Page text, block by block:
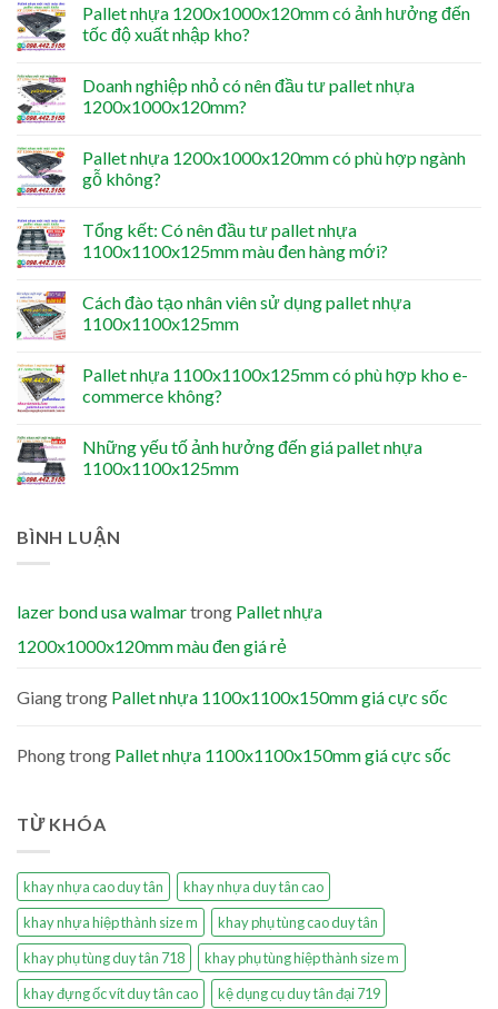
Pallet nhựa 1200x1000x120mm có ảnh hưởng đến
tốc độ xuất nhập kho?
Doanh nghiệp nhỏ có nên đầu tư pallet nhựa
1200x1000x120mm?
Pallet nhựa 1200x1000x120mm có phù hợp ngành
gỗ không?
Tổng kết: Có nên đầu tư pallet nhựa
1100x1100x125mm màu đen hàng mới?
Cách đào tạo nhân viên sử dụng pallet nhựa
1100x1100x125mm
Pallet nhựa 1100x1100x125mm có phù hợp kho e-
commerce không?
Những yếu tố ảnh hưởng đến giá pallet nhựa
1100x1100x125mm
BÌNH LUẬN
lazer bond usa walmartrong Pallet nhựa
1200x1000x120mm màu đen giá rẻ
Giangtrong Pallet nhựa 1100x1100x150mm giá cực sốc
Phongtrong Pallet nhựa 1100x1100x150mm giá cực sốc
TỪ KHÓA
khay nhựa cao duy tân
khay nhựa duy tân cao
khay nhựa hiệp thành size m
khay phụ tùng cao duy tân
khay phụ tùng duy tân 718
khay phụ tùng hiệp thành size m
khay đựng ốc vít duy tân cao
kệ dụng cụ duy tân đại 719